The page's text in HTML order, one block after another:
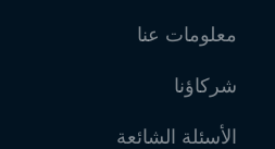
معلومات عنا
شركاؤنا
الأسئلة الشائعة